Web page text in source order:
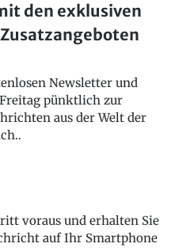
den exklusiven
Newsletter und
pünktlich zur
aus der Welt der
voraus und erhalten Sie
auf Ihr Smartphone